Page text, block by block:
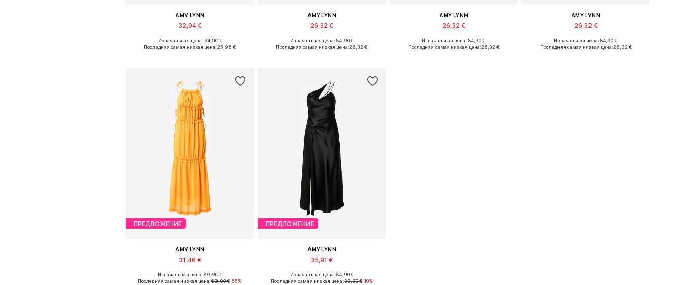
AMY LYNN
32,94 €
Доступные размеры: 40
Изначальная цена: 94,90 €
Последняя самая низкая цена:25,96 €
AMY LYNN
26,32 €
Доступные размеры: 40
Изначальная цена: 84,90 €
Последняя самая низкая цена:26,32 €
AMY LYNN
26,32 €
Доступные размеры: 40
Изначальная цена: 84,90 €
Последняя самая низкая цена:26,32 €
AMY LYNN
26,32 €
Доступные размеры: L
Изначальная цена: 84,90 €
Последняя самая низкая цена:26,32 €
ПРЕДЛОЖЕНИЕ
AMY LYNN
31,46 €
Доступные размеры: 40
Изначальная цена: 89,90 €
Последняя самая низкая цена:69,90 €-55%
ПРЕДЛОЖЕНИЕ
AMY LYNN
35,91 €
Доступные размеры: 38
Изначальная цена: 84,90 €
Последняя самая низкая цена:39,90 €-10%